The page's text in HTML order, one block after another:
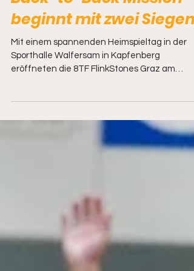
Back-to-Back Mission
beginnt mit zwei Siegen!
Mit einem spannenden Heimspieltag in der
Samstag, den 9. November, die neue
FlinkStones 1 mit zwei eindrucksvollen Siegen
ihre Ambitionen auf die Titelverteidigung
in die neue Saison Das Team rund um Kapitän